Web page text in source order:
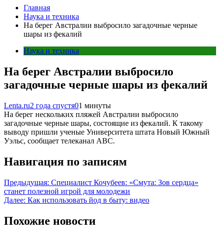
Главная
Наука и техника
На берег Австралии выбросило загадочные черные
шары из фекалий
Наука и техника
На берег Австралии выбросило
загадочные черные шары из фекалий
Lenta.ru2 года спустя01 минуты
На берег нескольких пляжей Австралии выбросило
загадочные черные шары, состоящие из фекалий. К такому
выводу пришли ученые Университета штата Новый Южный
Уэльс, сообщает телеканал ABC.
Навигация по записям
Предыдущая: Специалист Кочубеев: «Смута: Зов сердца»
станет полезной игрой для молодежи
Далее: Как использовать йод в быту: видео
Похожие новости